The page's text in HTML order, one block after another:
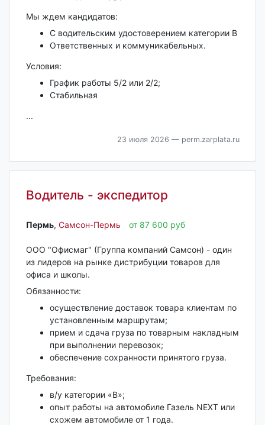
Мы ждем кандидатов:
С водительским удостоверением категории В
Ответственных и коммуникабельных.
Условия:
График работы 5/2 или 2/2;
Стабильная
...
23 июля 2026 — perm.zarplata.ru
Водитель - экспедитор
Пермь‎, Самсон-Пермь от 87 600 руб
ООО "Офисмаг" (Группа компаний Самсон) - один
из лидеров на рынке дистрибуции товаров для
офиса и школы.
Обязанности:
осуществление доставок товара клиентам по
установленным маршрутам;
прием и сдача груза по товарным накладным
при выполнении перевозок;
обеспечение сохранности принятого груза.
Требования:
в/у категории «В»;
опыт работы на автомобиле Газель NEXT или
схожем автомобиле от 1 года.